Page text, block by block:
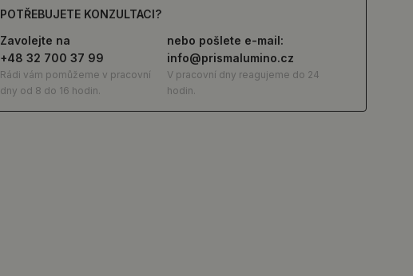
POTŘEBUJETE KONZULTACI?
Zavolejte na
+48 32 700 37 99
Rádi vám pomůžeme v pracovní
dny od 8 do 16 hodin.
nebo pošlete e-mail:
info@prismalumino.cz
V pracovní dny reagujeme do 24
hodin.